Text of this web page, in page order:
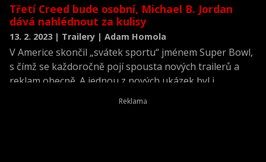
Třetí Creed bude osobní, Michael B. Jordan
dává nahlédnout za kulisy
13. 2. 2023 | Trailery | Adam Homola
V Americe skončil „svátek sportu“ jménem Super Bowl,
s čímž se každoročně pojí spousta nových trailerů a
reklam obecně. A jednou z nových ukázek byl i
nadcházející boxerský Creed III.